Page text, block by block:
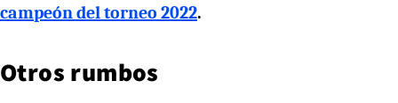
campeón del torneo 2022.
Otros rumbos